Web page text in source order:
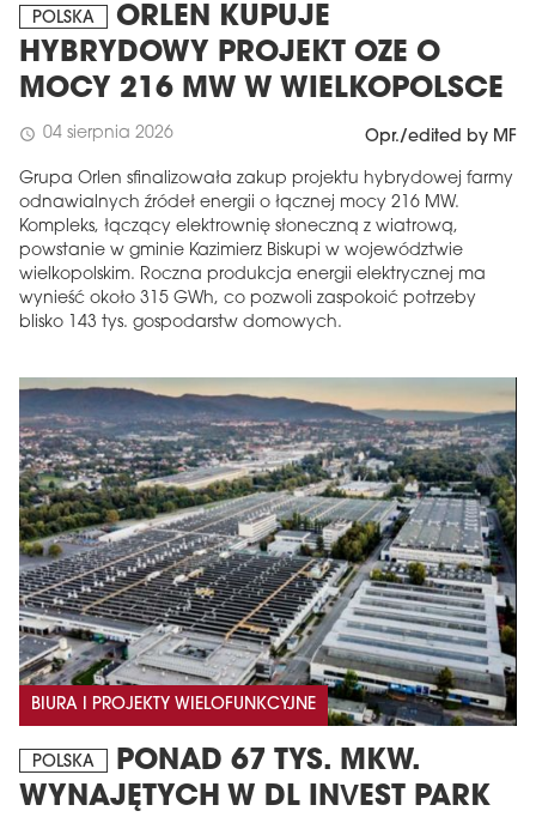
POLSKA
ORLEN KUPUJE
HYBRYDOWY PROJEKT OZE O
MOCY 216 MW W WIELKOPOLSCE
schedule 04 sierpnia 2026 Opr./edited by MF
Grupa Orlen sfinalizowała zakup projektu hybrydowej farmy
odnawialnych źródeł energii o łącznej mocy 216 MW.
Kompleks, łączący elektrownię słoneczną z wiatrową,
powstanie w gminie Kazimierz Biskupi w województwie
wielkopolskim. Roczna produkcja energii elektrycznej ma
wynieść około 315 GWh, co pozwoli zaspokoić potrzeby
blisko 143 tys. gospodarstw domowych.
BIURA I PROJEKTY WIELOFUNKCYJNE
POLSKA
PONAD 67 TYS. MKW.
WYNAJĘTYCH W DL INVEST PARK